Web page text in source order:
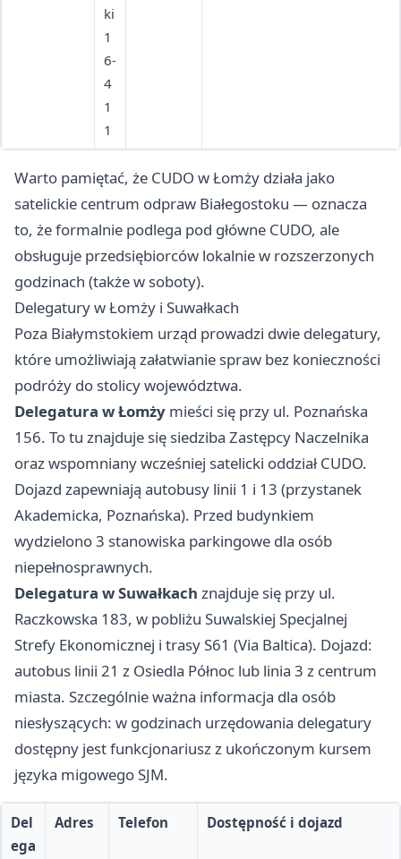
ki
1
6-
4
1
1
Warto pamiętać, że CUDO w Łomży działa jako
satelickie centrum odpraw Białegostoku — oznacza
to, że formalnie podlega pod główne CUDO, ale
obsługuje przedsiębiorców lokalnie w rozszerzonych
godzinach (także w soboty).
Delegatury w Łomży i Suwałkach
Poza Białymstokiem urząd prowadzi dwie delegatury,
które umożliwiają załatwianie spraw bez konieczności
podróży do stolicy województwa.
Delegatura w Łomży mieści się przy ul. Poznańska
156. To tu znajduje się siedziba Zastępcy Naczelnika
oraz wspomniany wcześniej satelicki oddział CUDO.
Dojazd zapewniają autobusy linii 1 i 13 (przystanek
Akademicka, Poznańska). Przed budynkiem
wydzielono 3 stanowiska parkingowe dla osób
niepełnosprawnych.
Delegatura w Suwałkach znajduje się przy ul.
Raczkowska 183, w pobliżu Suwalskiej Specjalnej
Strefy Ekonomicznej i trasy S61 (Via Baltica). Dojazd:
autobus linii 21 z Osiedla Północ lub linia 3 z centrum
miasta. Szczególnie ważna informacja dla osób
niesłyszących: w godzinach urzędowania delegatury
dostępny jest funkcjonariusz z ukończonym kursem
języka migowego SJM.
Del
ega
Adres Telefon Dostępność i dojazd